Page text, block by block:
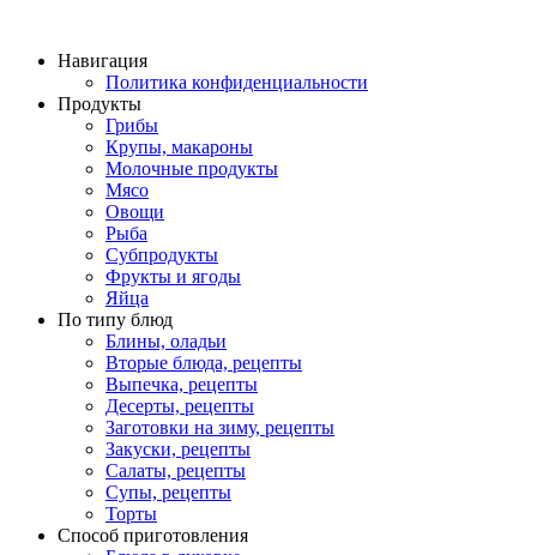
Навигация
Политика конфиденциальности
Продукты
Грибы
Крупы, макароны
Молочные продукты
Мясо
Овощи
Рыба
Субпродукты
Фрукты и ягоды
Яйца
По типу блюд
Блины, оладьи
Вторые блюда, рецепты
Выпечка, рецепты
Десерты, рецепты
Заготовки на зиму, рецепты
Закуски, рецепты
Салаты, рецепты
Супы, рецепты
Торты
Способ приготовления